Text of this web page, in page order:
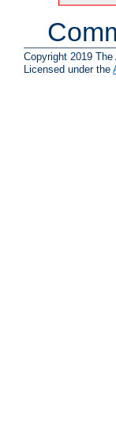
Copyright 2019 The
Licensed under the